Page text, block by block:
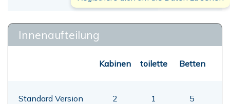
Innenaufteilung
Kabinen toilette Betten
Standard Version 2 1 5